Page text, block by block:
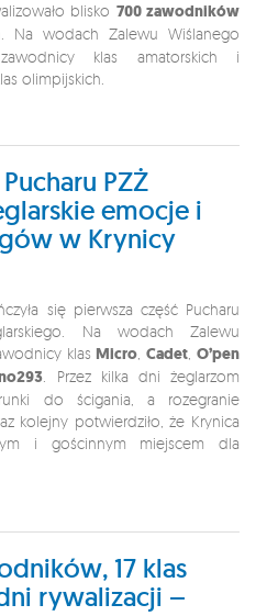
blisko 700 zawodników
Na wodach Zalewu Wiślanego
klas amatorskich i
olimpijskich.
PZŻ
emocje i
w Krynicy
się pierwsza część Pucharu
Na wodach Zalewu
klas Micro,Cadet,O’pen
. Przez kilka dni żeglarzom
do ścigania, a rozegranie
kolejny potwierdziło, że Krynica
i gościnnym miejscem dla
17 klas
rywalizacji –